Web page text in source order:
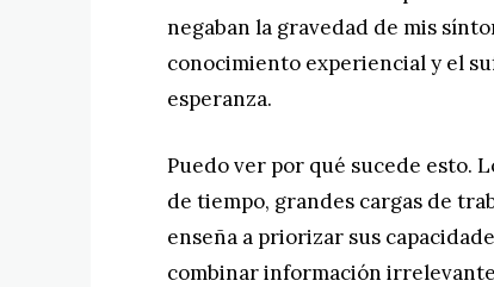
negaban la gravedad de mis
conocimiento experiencial y el
esperanza.
Puedo ver por qué sucede esto.
de tiempo, grandes cargas de
enseña a priorizar sus
combinar información